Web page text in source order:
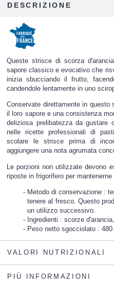
DESCRIZIONE
Queste strisce di scorza
sapore classico e evocativo che
inizia sbucciando il frutto,
candendole lentamente in uno
Conservate direttamente in questo
il loro sapore e una consistenza
deliziosa prelibatezza da gustare
nelle ricette professionali di
scolare le strisce prima di
aggiungere una nota agrumata
Le porzioni non utilizzate devono
riposte in frigorifero per
Metodo di conservazione :
tenere al fresco. Questo
un utilizzo successivo.
Ingredienti : scorze
Peso netto sgocciolato : 480
VALORI NUTRIZIONALI
PIÙ INFORMAZIONI